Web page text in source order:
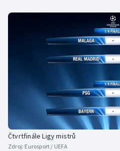
Lyže a snowboard
Moderní pětiboj
Motorsport
Olympijské hry
Čtvrtfinále Ligy mistrů
Zdroj: Eurosport / UEFA